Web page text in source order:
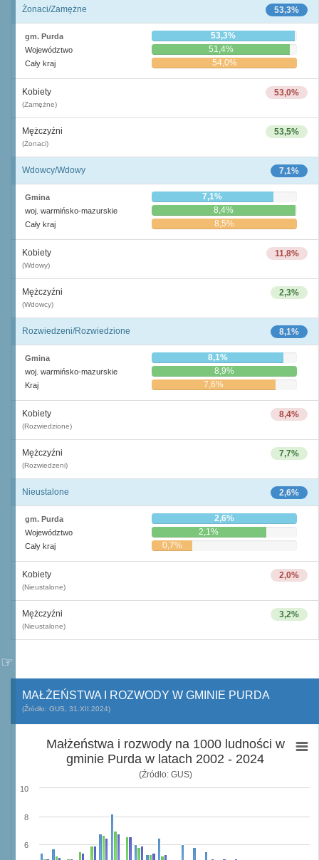
53,3%
Żonaci/Zamężne
gm. Purda 53,3%
Województwo 51,4%
Cały kraj 54,0%
53,0%
Kobiety
(Zamężne)
53,5%
Mężczyźni
(Żonaci)
7,1%
Wdowcy/Wdowy
Gmina 7,1%
woj. warmińsko-mazurskie 8,4%
Cały kraj 8,5%
11,8%
Kobiety
(Wdowy)
2,3%
Mężczyźni
(Wdowcy)
8,1%
Rozwiedzeni/Rozwiedzione
Gmina 8,1%
woj. warmińsko-mazurskie 8,9%
Kraj 7,6%
8,4%
Kobiety
(Rozwiedzione)
7,7%
Mężczyźni
(Rozwiedzeni)
2,6%
Nieustalone
gm. Purda 2,6%
Województwo 2,1%
Cały kraj 0,7%
2,0%
Kobiety
(Nieustalone)
3,2%
Mężczyźni
(Nieustalone)
MAŁŻEŃSTWA I ROZWODY W GMINIE PURDA
(Źródło: GUS, 31.XII.2024)
Małżeństwa i rozwody na 1000 ludności w
gminie Purda w latach 2002 - 2024
(Źródło: GUS)
6
8
10